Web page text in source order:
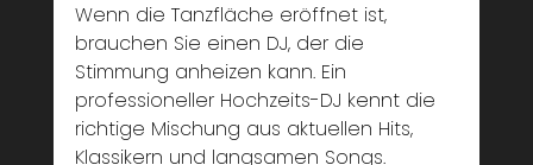
Wenn die Tanzfläche eröffnet ist,
brauchen Sie einen DJ, der die
Stimmung anheizen kann. Ein
professioneller Hochzeits-DJ kennt die
richtige Mischung aus aktuellen Hits,
Klassikern und langsamen Songs.